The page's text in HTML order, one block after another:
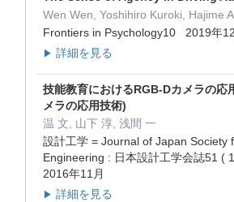
Wen Wen, Yoshihiro Kuroki, Hajime
Frontiers in Psychology10 2019年
▶ 詳細を見る
技能教育におけるRGB-Dカメラの応
メラの応用技術)
温 文, 山下 淳, 浅間 一
設計工学 = Journal of Japan Society
Engineering : 日本設計工学会誌51 (
2016年11月
▶ 詳細を見る